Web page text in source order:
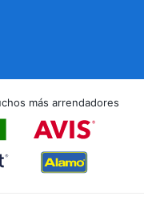
más arrendadores